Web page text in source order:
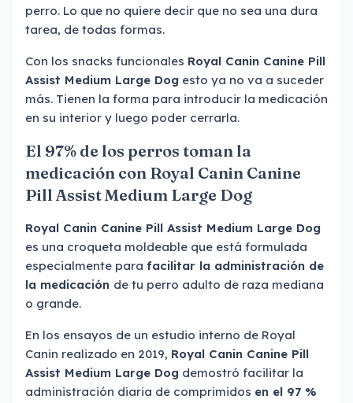
perro. Lo que no quiere decir que no sea una dura
tarea, de todas formas.
Con los snacks funcionales Royal Canin Canine Pill
Assist Medium Large Dog esto ya no va a suceder
más. Tienen la forma para introducir la medicación
en su interior y luego poder cerrarla.
El 97% de los perros toman la
medicación con Royal Canin Canine
Pill Assist Medium Large Dog
Royal Canin Canine Pill Assist Medium Large Dog
es una croqueta moldeable que está formulada
especialmente para facilitar la administración de
la medicación de tu perro adulto de raza mediana
o grande.
En los ensayos de un estudio interno de Royal
Canin realizado en 2019, Royal Canin Canine Pill
Assist Medium Large Dog demostró facilitar la
administración diaria de comprimidos en el 97 %